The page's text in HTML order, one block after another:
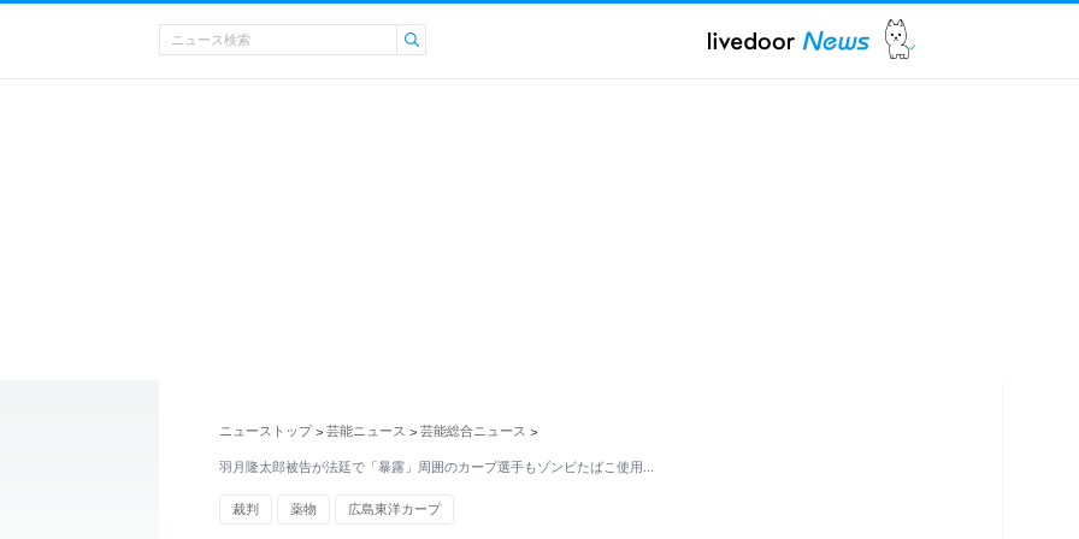
ニューストップ > 芸能ニュース > 芸能総合ニュース >
羽月隆太郎被告が法廷で「暴露」周囲のカープ選手もゾンビたばこ使用…
裁判 薬物 広島東洋カープ